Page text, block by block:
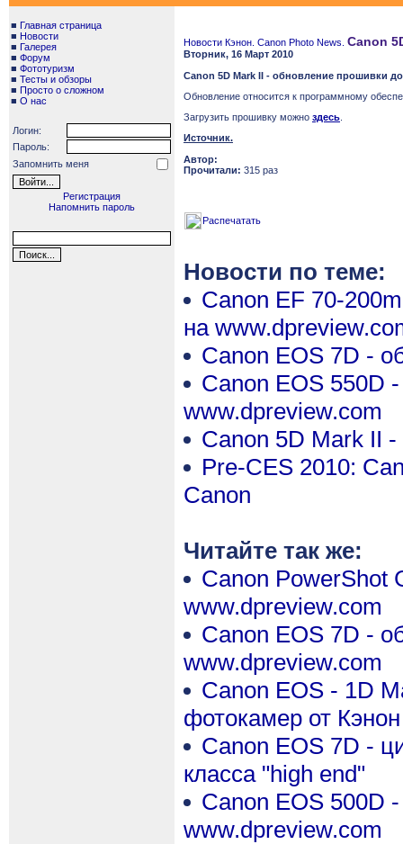
■ Главная страница
■ Новости
■ Галерея
■ Форум
■ Фототуризм
■ Тесты и обзоры
■ Просто о сложном
■ О нас
Логин:
Пароль:
Запомнить меня
Регистрация
Напомнить пароль
Новости Кэнон. Canon Photo News. Canon
Вторник, 16 Март 2010
Canon 5D Mark II - обновление прошивки
Обновление относится к программному
Загрузить прошивку можно здесь
Источник.
Автор:
Прочитали: 315 раз
Распечатать
Новости по теме:
Canon EF 70-
на
Canon EOS 7D -
Canon EOS 550D
www.dpreview.com
Canon 5D Mark II
Pre-CES 2010:
Canon
Читайте так же:
Canon PowerShot
www.dpreview.com
Canon EOS 7D -
www.dpreview.com
Canon EOS - 1D
фотокамер от Кэнон
Canon EOS 7D -
класса "high end"
Canon EOS 500D
www.dpreview.com